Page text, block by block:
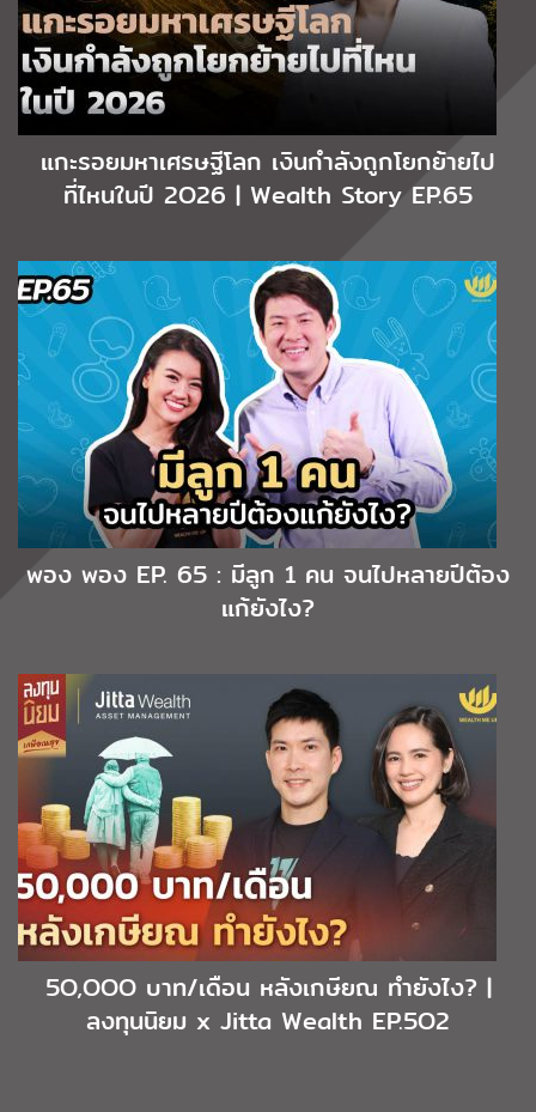
แกะรอยมหาเศรษฐีโลก เงินกำลังถูกโยกย้ายไป
ที่ไหนในปี 2O26 | Wealth Story EP.65
พอง พอง EP. 65 : มีลูก 1 คน จนไปหลายปีต้อง
แก้ยังไง?
5O,OOO บาท/เดือน หลังเกษียณ ทำยังไง? |
ลงทุนนิยม x Jitta Wealth EP.5O2